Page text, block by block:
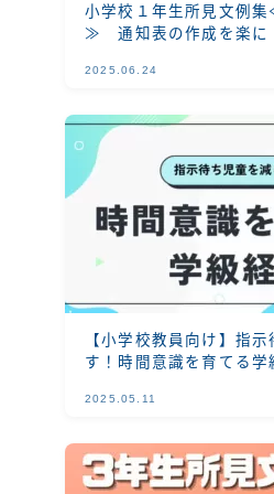
小学校１年生所見文例
≫ 通知表の作成を楽に
2025.06.24
【小学校教員向け】指
す！時間意識を育てる学
2025.05.11